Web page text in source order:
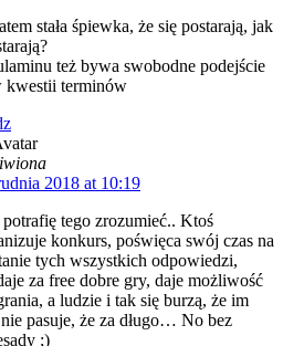
stała śpiewka, że się postarają, jak
też bywa swobodne podejście
kwestii terminów
2018 at 10:19
tego zrozumieć.. Ktoś
konkurs, poświęca swój czas na
tych wszystkich odpowiedzi,
za free dobre gry, daje możliwość
a ludzie i tak się burzą, że im
pasuje, że za długo… No bez
;)